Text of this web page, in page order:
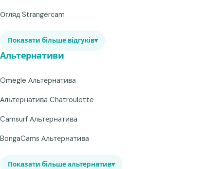
Огляд Strangercam
Показати більше відгуків▾
Альтернативи
Omegle Альтернатива
Альтернатива Chatroulette
Camsurf Альтернатива
BongaCams Альтернатива
Показати більше альтернатив▾